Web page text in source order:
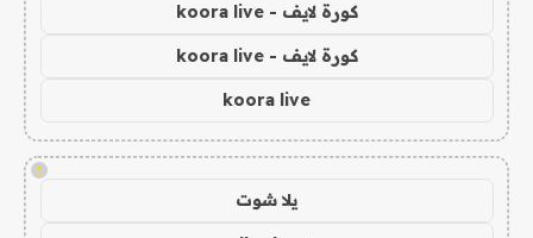
كورة لايف - koora live
كورة لايف - koora live
koora live
!
يلا شوت